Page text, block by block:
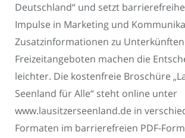
Deutschland“ und setzt
Impulse in Marketing und
Zusatzinformationen zu
Freizeitangeboten machen die
leichter. Die kostenfreie Broschüre
Seenland für Alle“ steht online unter
www.lausitzerseenland.de in
Formaten im barrierefreien PDF-